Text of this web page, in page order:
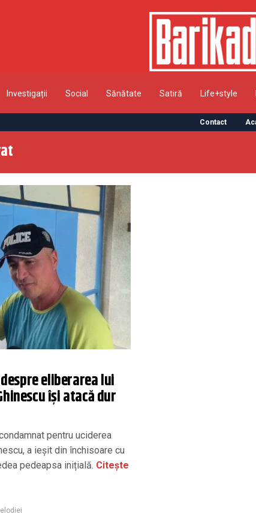
Investigații Social Sănătate Satiră Life+style
Contact
eliberarea lui
își atacă dur
pentru uciderea
a ieșit din închisoare cu
pedeapsa inițială. Citește